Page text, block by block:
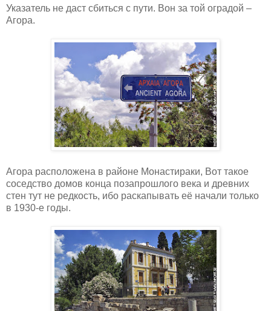
Указатель не даст сбиться с пути. Вон за той оградой –
Агора.
Агора расположена в районе Монастираки, Вот такое
соседство домов конца позапрошлого века и древних
стен тут не редкость, ибо раскапывать её начали только
в 1930-е годы.